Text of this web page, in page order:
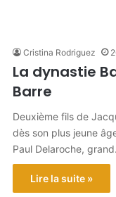
Cristina Rodriguez
La dynastie
Barre
Deuxième fils de
dès son plus jeune
Paul Delaroche,
Lire la suite »